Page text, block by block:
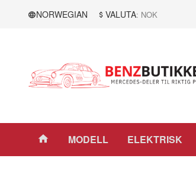
NORWEGIAN VALUTA: NOK
Produkter
MODELL ELEKTRISK